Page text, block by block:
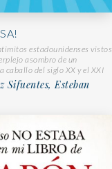
estadounidenses vistos
asombro de un
caballo del siglo XX y el XXI
Sifuentes, Esteban